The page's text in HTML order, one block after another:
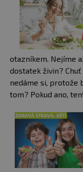
otazníkem. Nejíme
dostatek živin?
nedáme si, protože
tom? Pokud ano,